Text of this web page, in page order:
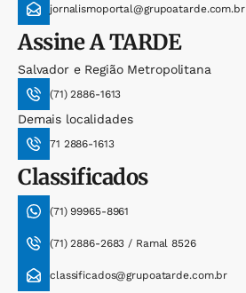
jornalismoportal@grupoatarde.com.br
AssineA TARDE
Salvador e Região Metropolitana
(71) 2886-1613
Demais localidades
71 2886-1613
Classificados
(71) 99965-8961
(71) 2886-2683 / Ramal 8526
classificados@grupoatarde.com.br